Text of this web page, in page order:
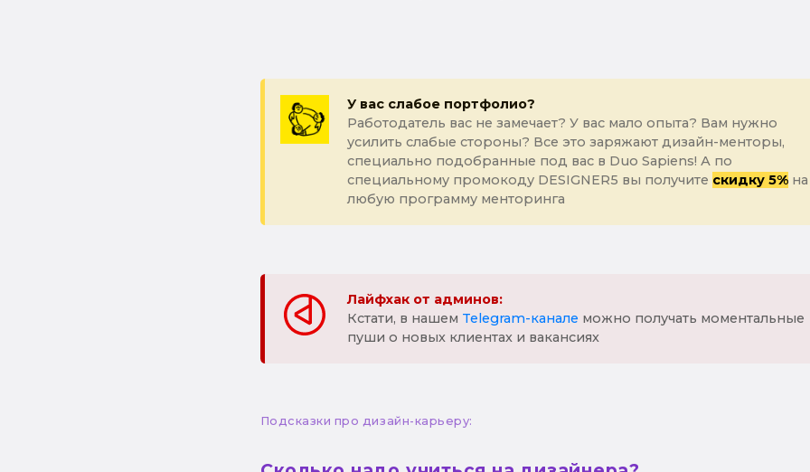
У вас слабое портфолио?
Работодатель вас не замечает? У вас мало опыта? Вам нужно
усилить слабые стороны? Все это заряжают дизайн-менторы,
специально подобранные под вас в Duo Sapiens! А по
специальному промокоду DESIGNER5 вы получите скидку 5%на
любую программу менторинга
Лайфхак от админов:
Кстати, в нашем Telegram-канале можно получать моментальные
пуши о новых клиентах и вакансиях
Подсказки про дизайн-карьеру: